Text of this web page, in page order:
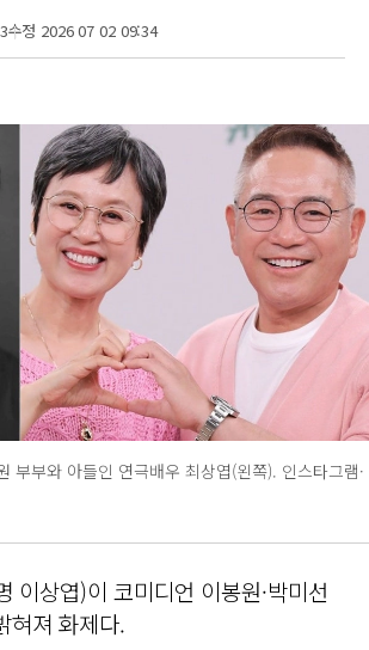
수정 2026 07 02 09:34
부부와 아들인 연극배우 최상엽(왼쪽). 인스타그램·
이상엽)이 코미디언 이봉원·박미선
혀져 화제다.